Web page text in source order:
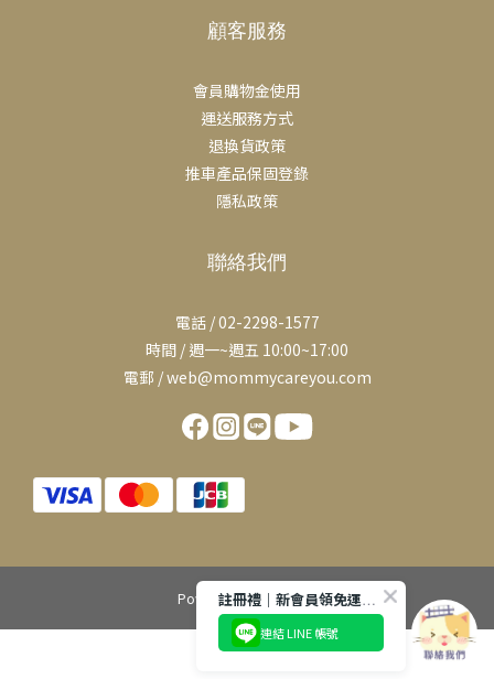
立即購買
顧客服務
會員購物金使用
運送服務方式
退換貨政策
推車產品保固登錄
隱私政策
聯絡我們
電話 / 02-2298-1577
時間 / 週一~週五 10:00~17:00
電郵 / web@mommycareyou.com
Powered by SHOPLINE 註冊禮｜新會員領免運券 滿千免運費
連結 LINE 帳號